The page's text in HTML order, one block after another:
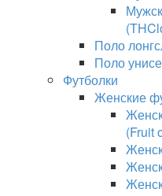
Поло
Поло
Футболки
Женские
(Fruit